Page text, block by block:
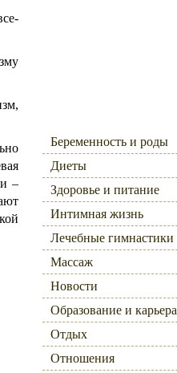
–
Беременность и роды
Диеты
Здоровье и питание
Интимная жизнь
Лечебные гимнастики
Массаж
Новости
Образование и карьера
Отдых
Отношения